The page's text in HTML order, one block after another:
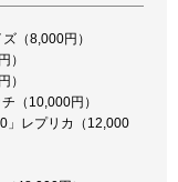
（8,000円）
）
）
（10,000円）
」レプリカ（12,000